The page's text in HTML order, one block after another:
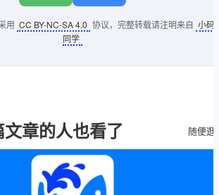
用 CC BY-NC-SA 4.0 协议，完整转载请注明来自 小码
同学
章的人也看了 随便逛